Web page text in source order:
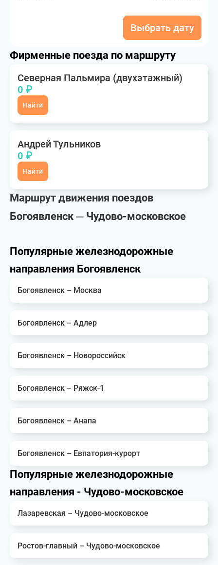
Выбрать дату
Фирменные поезда по маршруту
Северная Пальмира (двухэтажный)
0 ₽
Найти
Андрей Тульников
0 ₽
Найти
Маршрут движения поездов
Богоявленск ─ Чудово-московское
Популярные железнодорожные
направления Богоявленск
Богоявленск – Москва
Богоявленск – Адлер
Богоявленск – Новороссийск
Богоявленск – Ряжск-1
Богоявленск – Анапа
Богоявленск – Евпатория-курорт
Популярные железнодорожные
направления - Чудово-московское
Лазаревская – Чудово-московское
Ростов-главный – Чудово-московское